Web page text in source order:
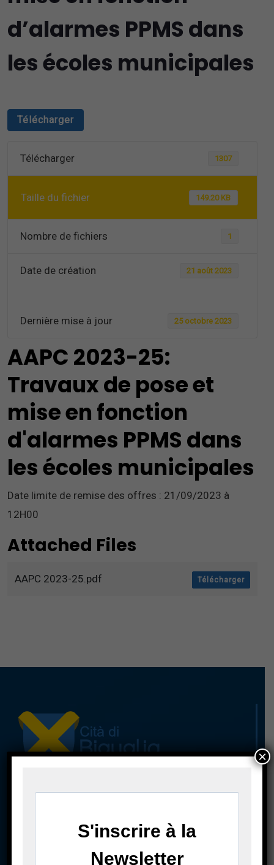
d’alarmes PPMS dans
les écoles municipales
Télécharger
Télécharger 1307
Taille du fichier 149.20 KB
Nombre de fichiers 1
Date de création 21 août 2023
Dernière mise à jour 25 octobre 2023
AAPC 2023-25:
Travaux de pose et
mise en fonction
d'alarmes PPMS dans
les écoles municipales
Date limite de remise des offres : 21/09/2023 à
12H00
Attached Files
AAPC 2023-25.pdf Télécharger
×